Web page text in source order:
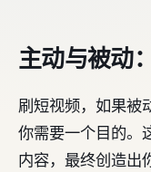
主动与被动
刷短视频，如果被
你需要一个目的。
内容，最终创造出